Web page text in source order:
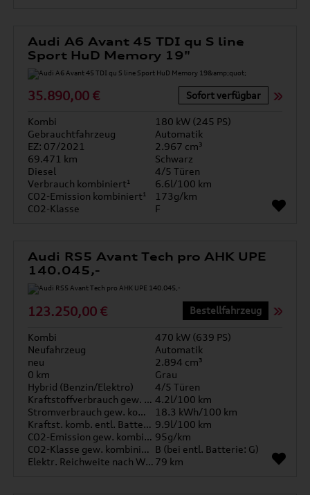
Audi A6 Avant 45 TDI qu S line
Sport HuD Memory 19"
35.890,00 € Sofort verfügbar
Kombi
180 kW (245 PS)
Gebrauchtfahrzeug
Automatik
EZ: 07/2021
2.967 cm³
69.471 km
Schwarz
Diesel
4/5 Türen
Verbrauch kombiniert¹
6.6l/100 km
CO2-Emission kombiniert¹
173g/km
CO2-Klasse
F
Audi RS5 Avant Tech pro AHK UPE
140.045,-
123.250,00 € Bestellfahrzeug
Kombi
470 kW (639 PS)
Neufahrzeug
Automatik
neu
2.894 cm³
0 km
Grau
Hybrid (Benzin/Elektro)
4/5 Türen
Kraftstoffverbrauch gew. kombiniert 4.2l/100 km
Stromverbrauch gew. kombiniert
18.3 kWh/100 km
Kraftst. komb. entl. Batterie 9.9l/100 km
CO2-Emission gew. kombiniert 95g/km
CO2-Klasse gew. kombiniert B (bei entl. Batterie: G)
Elektr. Reichweite nach WLTP* 79 km